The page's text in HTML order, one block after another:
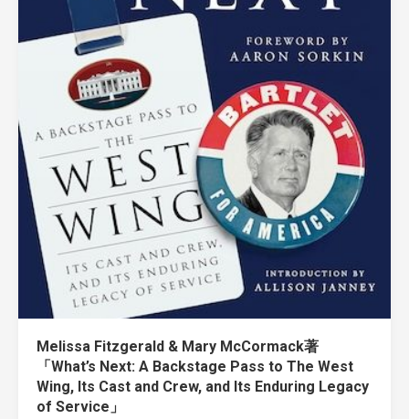
Melissa Fitzgerald & Mary McCormack著
「What’s Next: A Backstage Pass to The West
Wing, Its Cast and Crew, and Its Enduring Legacy
of Service」